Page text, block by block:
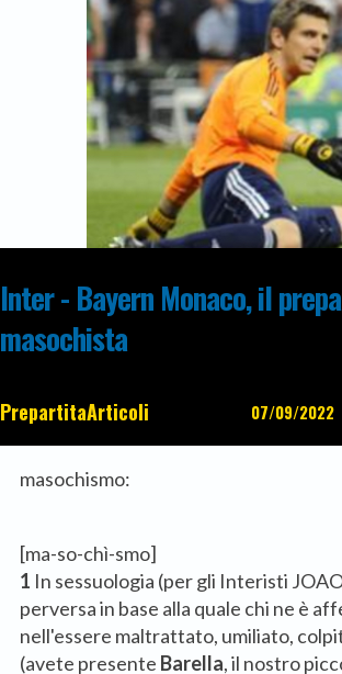
Inter - Bayern Monaco, il
masochista
PrepartitaArticoli 07/09/2022
masochismo:
[ma-so-chì-smo]
1 In sessuologia (per gli Interisti
perversa in base alla quale chi ne è
nell'essere maltrattato, umiliato,
(avete presente Barella, il nostro